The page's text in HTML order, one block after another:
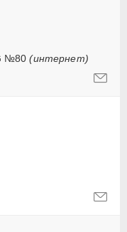
№80(интернет)